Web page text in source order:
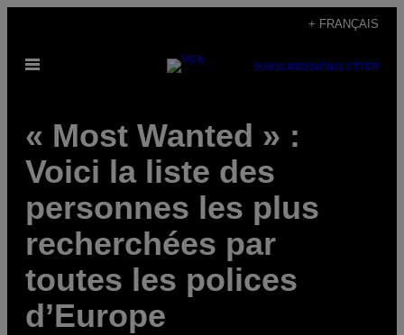
content
+ FRANÇAIS
Open
SUBSCRIBENEWSLETTER
« Most Wanted » :
Voici la liste des
personnes les plus
recherchées par
toutes les polices
d’Europe